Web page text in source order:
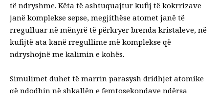
të ndryshme. Këta të ashtuquajtur kufij të kokrrizave
janë komplekse sepse, megjithëse atomet janë të
rregulluar në mënyrë të përkryer brenda kristaleve, në
kufijtë ata kanë rregullime më komplekse që
ndryshojnë me kalimin e kohës.
Simulimet duhet të marrin parasysh dridhjet atomike
që ndodhin në shkallën e femtosekondave ndërsa